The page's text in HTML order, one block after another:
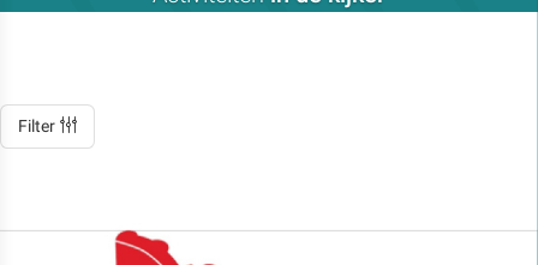
Filter